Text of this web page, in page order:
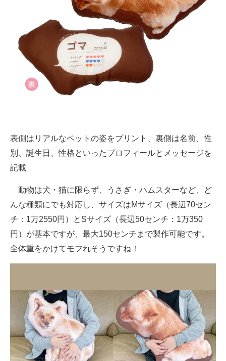
表側はリアルなペットの姿をプリント、裏側は名前、性
別、誕生日、性格といったプロフィールとメッセージを
記載
動物は犬・猫に限らず、うさぎ・ハムスターなど、ど
んな種類にでも対応し、サイズはMサイズ（長辺70セン
チ：1万2550円）とSサイズ（長辺50センチ：1万350
円）が基本ですが、最大150センチまで製作可能です。
全体重をかけてモフれそうですね！